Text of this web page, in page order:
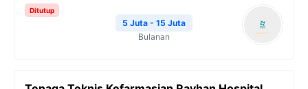
Ditutup
5 Juta - 15 Juta
Bulanan